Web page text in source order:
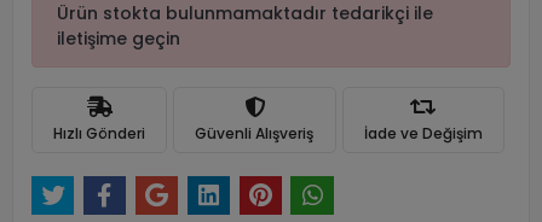
Ürün stokta bulunmamaktadır tedarikçi ile
iletişime geçin
Hızlı Gönderi Güvenli Alışveriş İade ve Değişim